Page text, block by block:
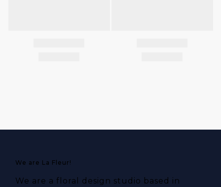
We are La Fleur!
We are a floral design studio based in